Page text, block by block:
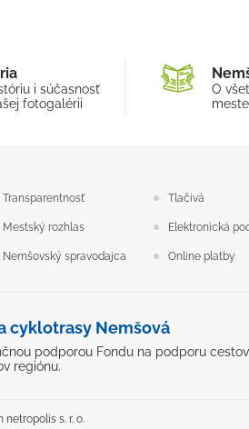
i súčasnosť
fotogalérii
O
Transparentnosť Tlačivá
Mestský rozhlas Elektronická
Nemšovský spravodajca Online platby
cyklotrasy Nemšová
podporou Fondu na podporu
regiónu.
netropolis s. r. o.